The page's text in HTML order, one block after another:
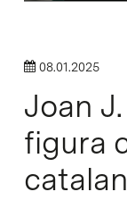
08.01.2025
Joan
figura